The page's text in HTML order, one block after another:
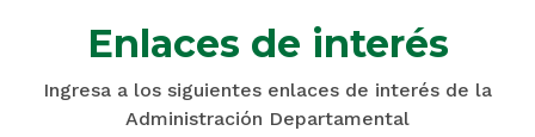
Enlaces de interés
Ingresa a los siguientes enlaces de interés de la
Administración Departamental